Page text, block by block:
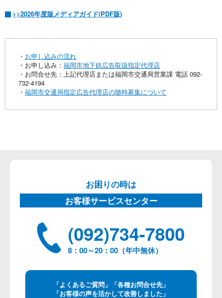
>>2026年度版メディアガイド(PDF版)
・ お申し込みの流れ
・お申し込み： 福岡市地下鉄広告取扱指定代理店
・お問合せ先：上記代理店または福岡市交通局営業課 電話 092-
732-4194
・ 福岡市交通局指定広告代理店の随時募集について
お困りの時は
お客様サービスセンター
(092)734-7800
8：00～20：00（年中無休）
「よくあるご質問」「各種お問合せ先」
「お客様の声を活かして改善しました」